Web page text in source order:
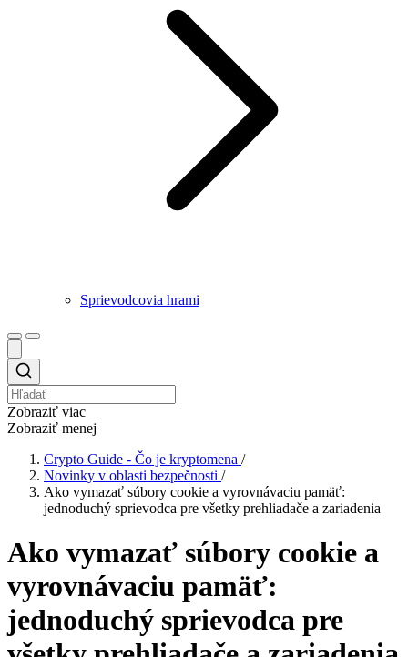
Sprievodcovia hrami
Zobraziť viac
Zobraziť menej
Crypto Guide - Čo je kryptomena /
Novinky v oblasti bezpečnosti /
Ako vymazať súbory cookie a vyrovnávaciu pamäť:
jednoduchý sprievodca pre všetky prehliadače a zariadenia
Ako vymazať súbory cookie a
vyrovnávaciu pamäť:
jednoduchý sprievodca pre